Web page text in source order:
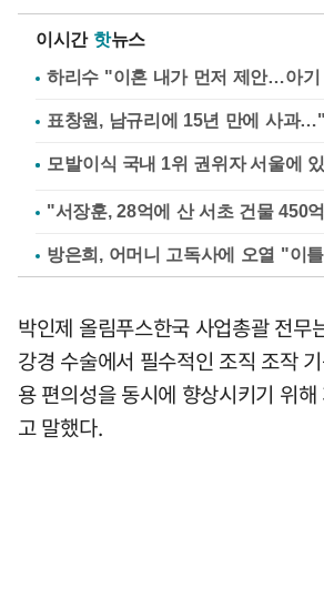
이시간 핫뉴스
하리수 "이혼 내가 먼저 제안…아기
표창원, 남규리에 15년 만에 사과
"서장훈, 28억에 산 서초 건물 450
방은희, 어머니 고독사에 오열 "이
박인제 올림푸스한국 사업총괄 전무
강경 수술에서 필수적인 조직 조작
용 편의성을 동시에 향상시키기 위
고 말했다.